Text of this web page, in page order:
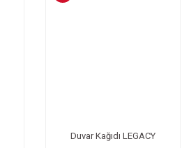
Duvar Kağıdı LEGACY